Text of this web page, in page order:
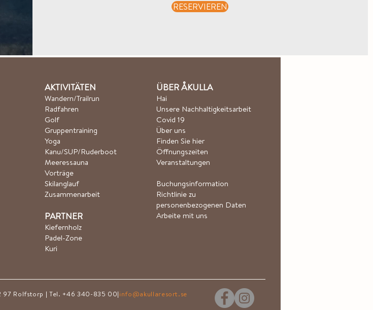
RESERVIEREN
AKTIVITÄTEN
Wandern/Trailrun
Radfahren
Golf
Gruppentraining
Yoga
Kanu/SUP/Ruderboot​
Meeressauna
Vorträge
Skilanglauf
Zusammenarbeit
PARTNER
Kiefernholz
Padel-Zone
Kuri
ÜBER ÅKULLA
Hai
Unsere Nachhaltigkeitsarbeit
Covid 19
Über uns
Finden Sie hier
Öffnungszeiten
Veranstaltungen
Buchungsinformation
Richtlinie zu
personenbezogenen Daten
Arbeite mit uns
97 Rolfstorp | Tel. +46 340-835 00|info@akullaresort.se